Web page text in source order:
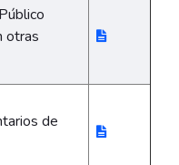
otras
de